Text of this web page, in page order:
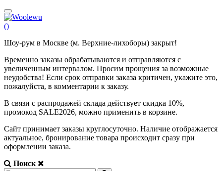
()
Шоу-рум в Москве (м. Верхние-лихоборы) закрыт!
Временно заказы обрабатываются и отправляются с
увеличенным интервалом. Просим прощения за возможные
неудобства! Если срок отправки заказа критичен, укажите это,
пожалуйста, в комментарии к заказу.
В связи с распродажей склада действует скидка 10%,
промокод SALE2026, можно применить в корзине.
Сайт принимает заказы круглосуточно. Наличие отображается
актуальное, бронирование товара происходит сразу при
оформлении заказа.
Поиск